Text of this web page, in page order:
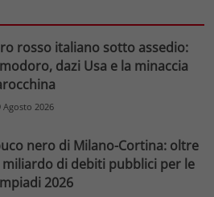
rosso italiano sotto assedio:
dazi Usa e la minaccia
Agosto 2026
nero di Milano-Cortina: oltre
miliardo di debiti pubblici per le
2026